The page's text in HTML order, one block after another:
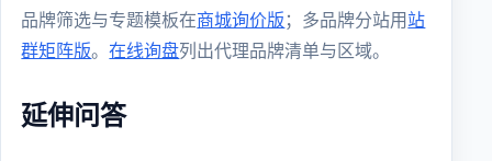
品牌筛选与专题模板在商城询价版；多品牌分站用站
群矩阵版。在线询盘列出代理品牌清单与区域。
延伸问答